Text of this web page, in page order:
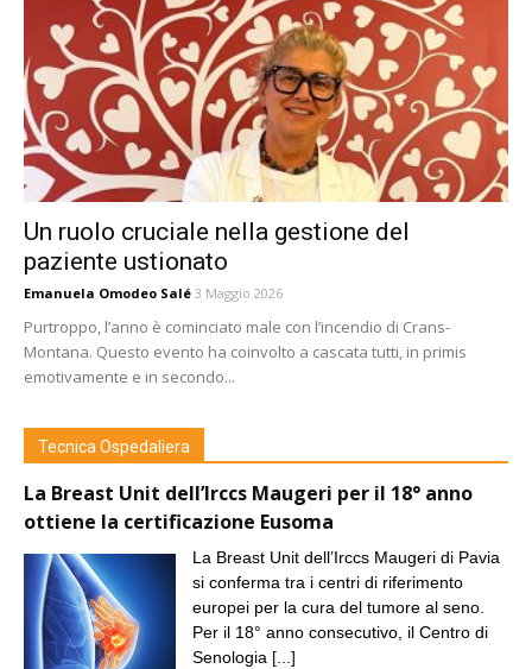
Un ruolo cruciale nella gestione del
paziente ustionato
Emanuela Omodeo Salé 3 Maggio 2026
Purtroppo, l’anno è cominciato male con l’incendio di Crans-
Montana. Questo evento ha coinvolto a cascata tutti, in primis
emotivamente e in secondo...
Tecnica Ospedaliera
La Breast Unit dell’Irccs Maugeri per il 18° anno
ottiene la certificazione Eusoma
La Breast Unit dell’Irccs Maugeri di Pavia
si conferma tra i centri di riferimento
europei per la cura del tumore al seno.
Per il 18° anno consecutivo, il Centro di
Senologia [...]